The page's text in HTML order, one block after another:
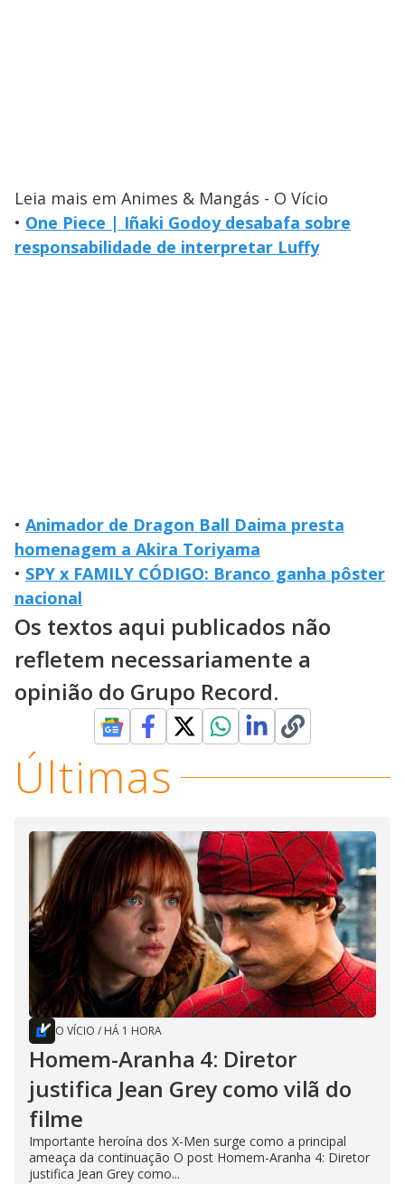
Leia mais em Animes & Mangás - O Vício
• One Piece | Iñaki Godoy desabafa sobre
responsabilidade de interpretar Luffy
• Animador de Dragon Ball Daima presta
homenagem a Akira Toriyama
• SPY x FAMILY CÓDIGO: Branco ganha pôster
nacional
Os textos aqui publicados não
refletem necessariamente a
opinião do Grupo Record.
Últimas
O VÍCIO / HÁ 1 HORA
Homem-Aranha 4: Diretor
justifica Jean Grey como vilã do
filme
Importante heroína dos X-Men surge como a principal
ameaça da continuação O post Homem-Aranha 4: Diretor
justifica Jean Grey como...